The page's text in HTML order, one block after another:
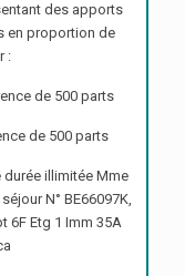
des apports
en proportion de
:
de 500 parts
de 500 parts
durée illimitée Mme
N° BE66097K,
6F Etg 1 Imm 35A